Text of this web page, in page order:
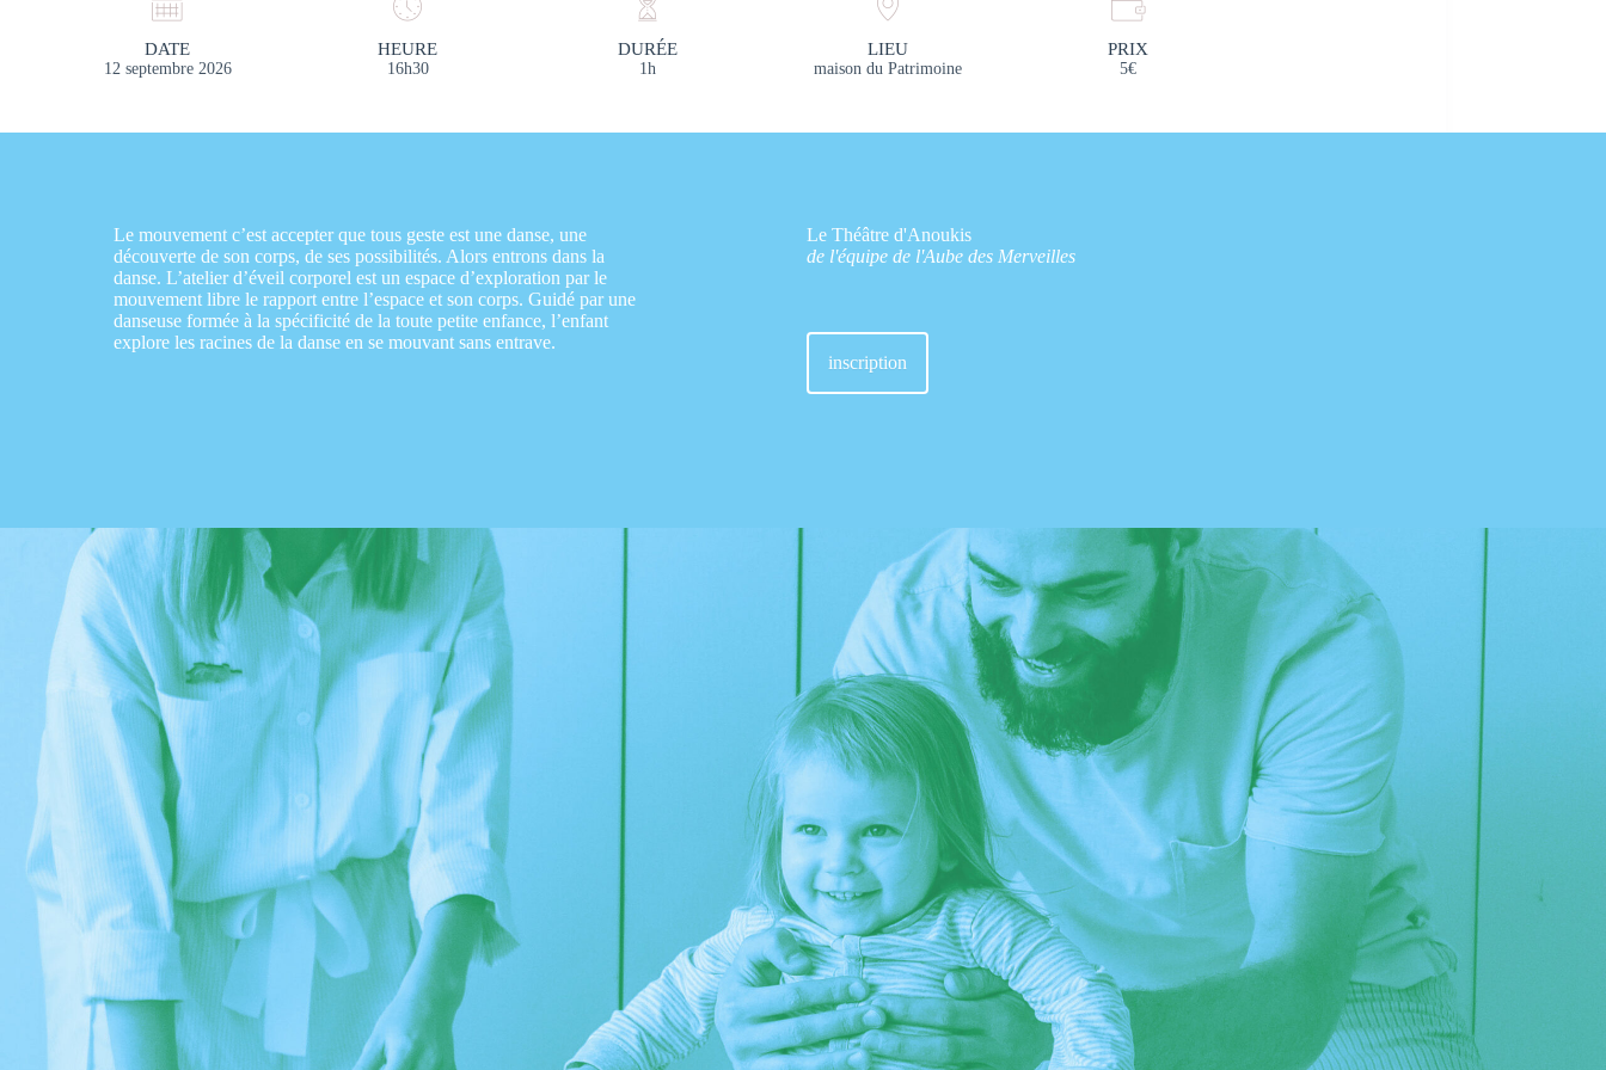
DATE
12 septembre 2026
HEURE
16h30
DURÉE
1h
LIEU
maison du Patrimoine
PRIX
5€
Le mouvement c’est accepter que tous geste est une danse, une
découverte de son corps, de ses possibilités. Alors entrons dans la
danse. L’atelier d’éveil corporel est un espace d’exploration par le
mouvement libre le rapport entre l’espace et son corps. Guidé par une
danseuse formée à la spécificité de la toute petite enfance, l’enfant
explore les racines de la danse en se mouvant sans entrave.
Le Théâtre d'Anoukis
de l'équipe de l'Aube des Merveilles
inscription